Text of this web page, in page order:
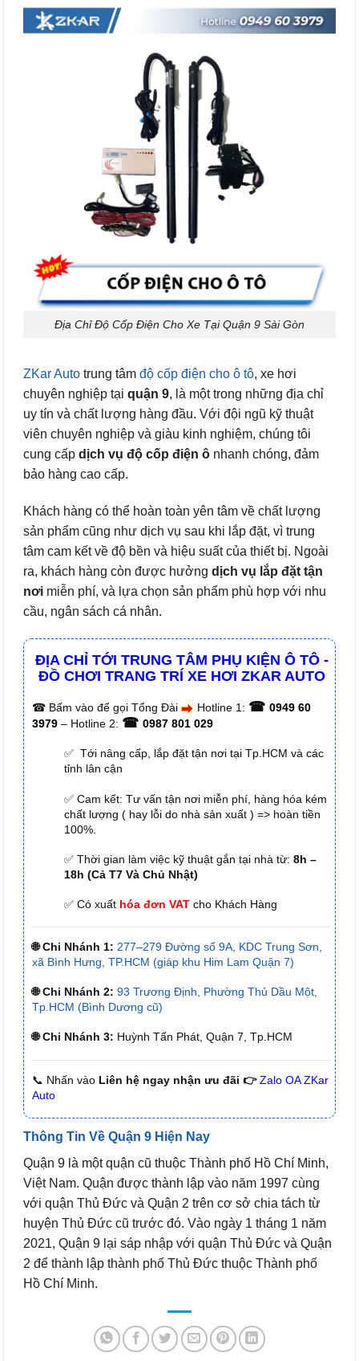
Địa Chỉ Độ Cốp Điện Cho Xe Tại Quận 9 Sài Gòn
ZKar Auto trung tâm độ cốp điện cho ô tô, xe hơi
chuyên nghiệp tại quận 9, là một trong những địa chỉ
uy tín và chất lượng hàng đầu. Với đội ngũ kỹ thuật
viên chuyên nghiệp và giàu kinh nghiệm, chúng tôi
cung cấp dịch vụ độ cốp điện ô nhanh chóng, đảm
bảo hàng cao cấp.
Khách hàng có thể hoàn toàn yên tâm về chất lượng
sản phẩm cũng như dịch vụ sau khi lắp đặt, vì trung
tâm cam kết về độ bền và hiệu suất của thiết bị. Ngoài
ra, khách hàng còn được hưởng dịch vụ lắp đặt tận
nơi miễn phí, và lựa chọn sản phẩm phù hợp với nhu
cầu, ngân sách cá nhân.
ĐỊA CHỈ TỚI TRUNG TÂM PHỤ KIỆN Ô TÔ -
ĐỒ CHƠI TRANG TRÍ XE HƠI ZKAR AUTO
☎ Bấm vào để gọi Tổng Đài Hotline 1: ☎ 0949 60
3979 – Hotline 2: ☎ 0987 801 029
✅ Tới nâng cấp, lắp đặt tận nơi tại Tp.HCM và các
tỉnh lân cận
✅ Cam kết: Tư vấn tận nơi miễn phí, hàng hóa kém
chất lượng ( hay lỗi do nhà sản xuất ) => hoàn tiền
100%.
✅ Thời gian làm việc kỹ thuật gắn tại nhà từ: 8h –
18h (Cả T7 Và Chủ Nhật)
✅ Có xuất hóa đơn VAT cho Khách Hàng
🌐 Chi Nhánh 1: 277–279 Đường số 9A, KDC Trung Sơn,
xã Bình Hưng, TP.HCM (giáp khu Him Lam Quận 7)
🌐 Chi Nhánh 2: 93 Trương Định, Phường Thủ Dầu Một,
Tp.HCM (Bình Dương cũ)
🌐 Chi Nhánh 3: Huỳnh Tấn Phát, Quận 7, Tp.HCM
📞 Nhấn vào Liên hệ ngay nhận ưu đãi 👉 Zalo OA ZKar
Auto
Thông Tin Về Quận 9 Hiện Nay
Quận 9 là một quận cũ thuộc Thành phố Hồ Chí Minh,
Việt Nam. Quận được thành lập vào năm 1997 cùng
với quận Thủ Đức và Quận 2 trên cơ sở chia tách từ
huyện Thủ Đức cũ trước đó. Vào ngày 1 tháng 1 năm
2021, Quận 9 lại sáp nhập với quận Thủ Đức và Quận
2 để thành lập thành phố Thủ Đức thuộc Thành phố
Hồ Chí Minh.